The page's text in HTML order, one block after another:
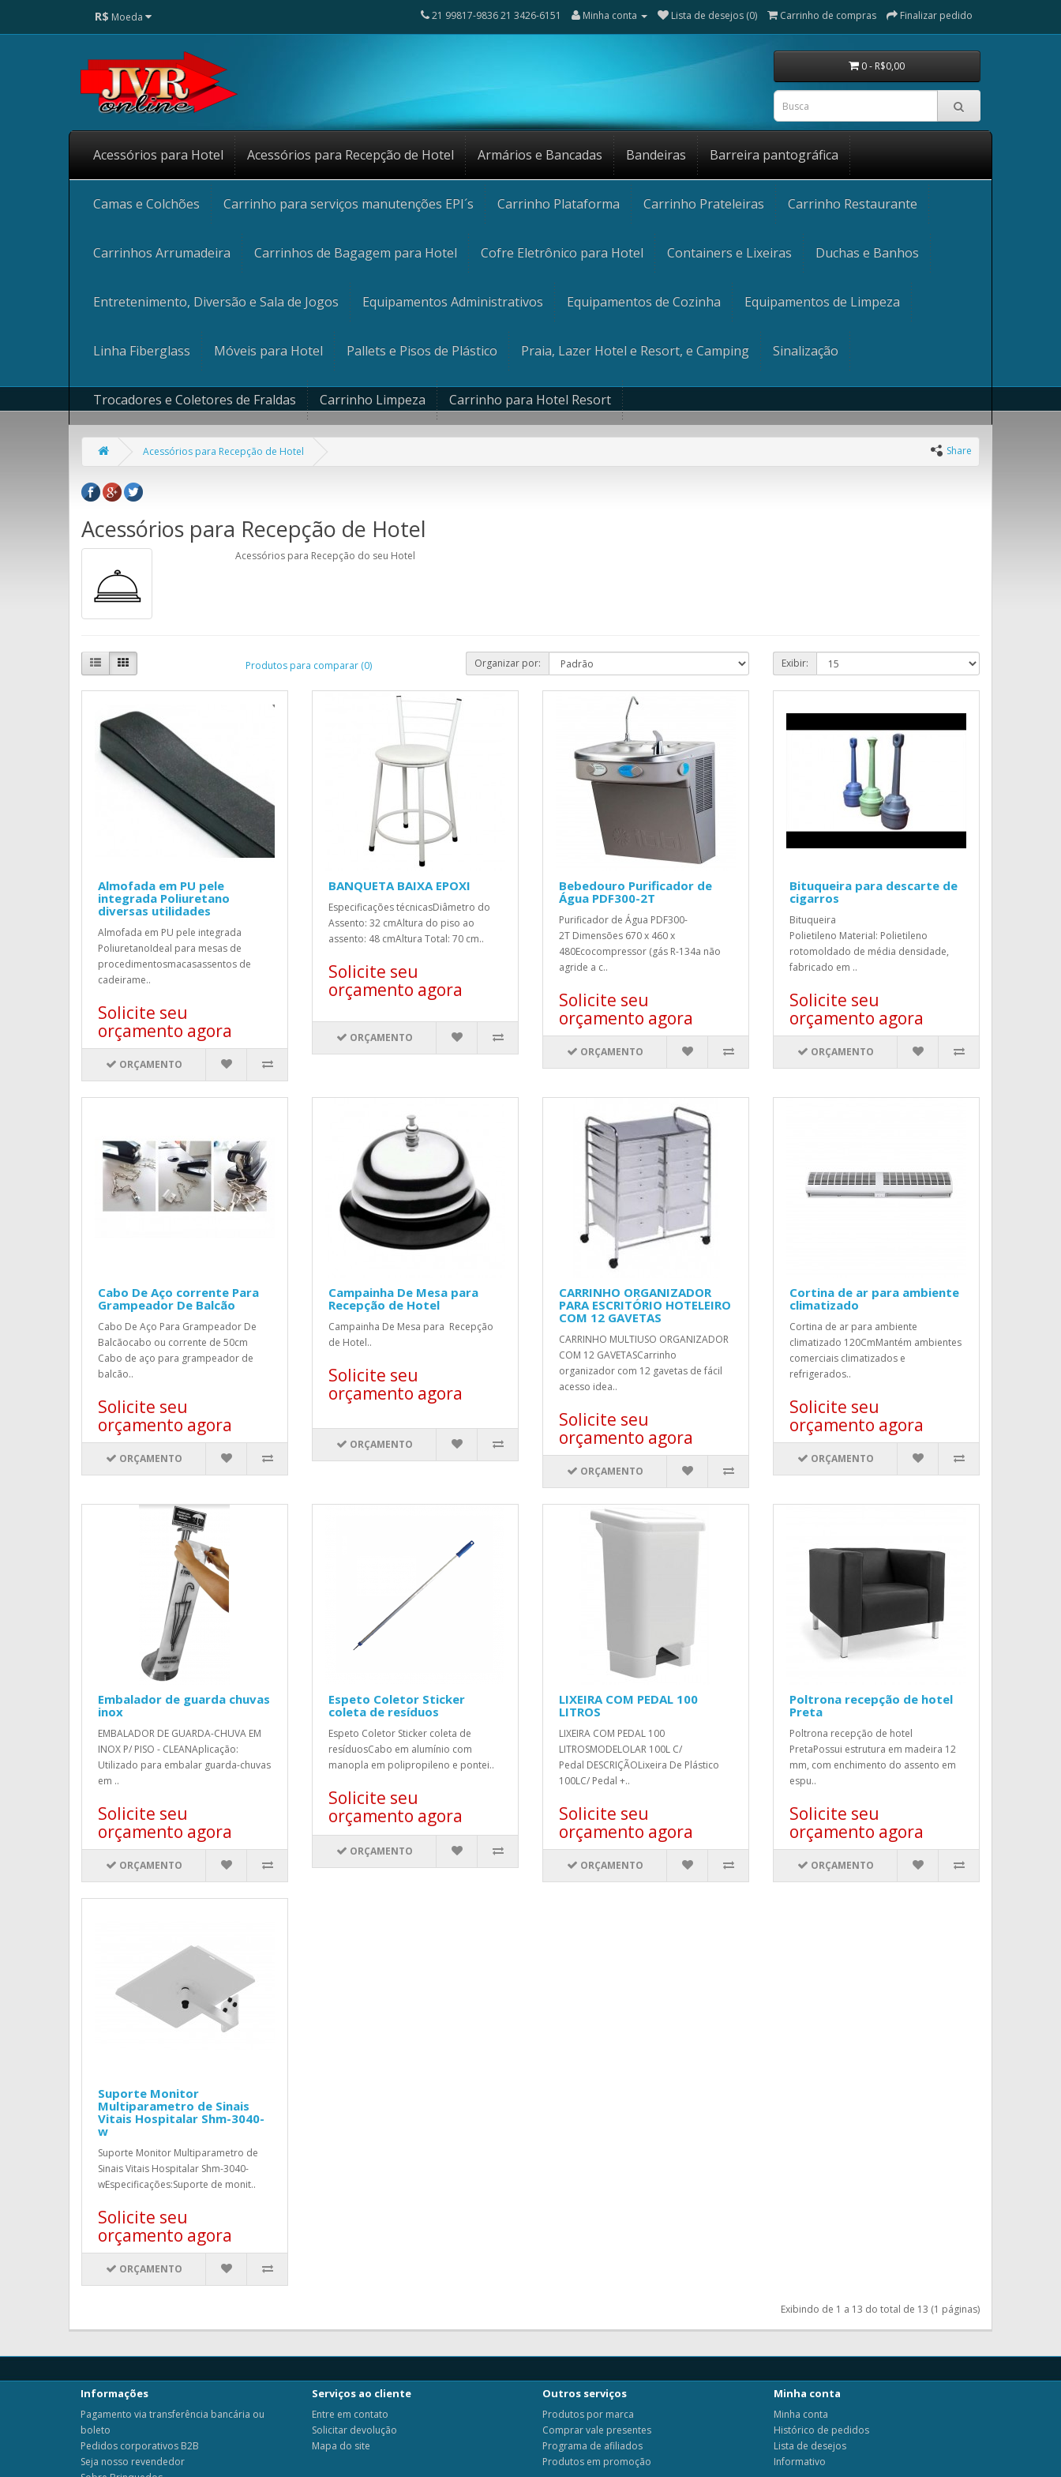
R$ Moeda 21 99817-9836 21 3426-6151 Minha conta Lista de desejos (0) Carrinho de compras Finalizar pedido
0 - R$0,00
Acessórios para Hotel Acessórios para Recepção de Hotel Armários e Bancadas Bandeiras Barreira pantográfica
Camas e Colchões Carrinho para serviços manutenções EPI´s Carrinho Plataforma Carrinho Prateleiras Carrinho Restaurante
Carrinhos Arrumadeira Carrinhos de Bagagem para Hotel Cofre Eletrônico para Hotel Containers e Lixeiras Duchas e Banhos
Entretenimento, Diversão e Sala de Jogos Equipamentos Administrativos Equipamentos de Cozinha Equipamentos de Limpeza
Linha Fiberglass Móveis para Hotel Pallets e Pisos de Plástico Praia, Lazer Hotel e Resort, e Camping Sinalização
Trocadores e Coletores de Fraldas Carrinho Limpeza Carrinho para Hotel Resort
Share
Acessórios para Recepção de Hotel
Acessórios para Recepção de Hotel
Acessórios para Recepção do seu Hotel
Produtos para comparar (0) Organizar por: Exibir:
Almofada em PU pele
integrada Poliuretano
diversas utilidades
Almofada em PU pele integrada
PoliuretanoIdeal para mesas de
procedimentosmacasassentos de
cadeirame..
Solicite seu
orçamento agora
ORÇAMENTO
BANQUETA BAIXA EPOXI
Especificações técnicasDiâmetro do
Assento: 32 cmAltura do piso ao
assento: 48 cmAltura Total: 70 cm..
Solicite seu
orçamento agora
ORÇAMENTO
Bebedouro Purificador de
Água PDF300-2T
Purificador de Água PDF300-
2T Dimensões 670 x 460 x
480Ecocompressor (gás R-134a não
agride a c..
Solicite seu
orçamento agora
ORÇAMENTO
Bituqueira para descarte de
cigarros
Bituqueira
Polietileno Material: Polietileno
rotomoldado de média densidade,
fabricado em ..
Solicite seu
orçamento agora
ORÇAMENTO
Cabo De Aço corrente Para
Grampeador De Balcão
Cabo De Aço Para Grampeador De
Balcãocabo ou corrente de 50cm
Cabo de aço para grampeador de
balcão..
Solicite seu
orçamento agora
ORÇAMENTO
Campainha De Mesa para
Recepção de Hotel
Campainha De Mesa para Recepção
de Hotel..
Solicite seu
orçamento agora
ORÇAMENTO
CARRINHO ORGANIZADOR
PARA ESCRITÓRIO HOTELEIRO
COM 12 GAVETAS
CARRINHO MULTIUSO ORGANIZADOR
COM 12 GAVETASCarrinho
organizador com 12 gavetas de fácil
acesso idea..
Solicite seu
orçamento agora
ORÇAMENTO
Cortina de ar para ambiente
climatizado
Cortina de ar para ambiente
climatizado 120CmMantém ambientes
comerciais climatizados e
refrigerados..
Solicite seu
orçamento agora
ORÇAMENTO
Embalador de guarda chuvas
inox
EMBALADOR DE GUARDA-CHUVA EM
INOX P/ PISO - CLEANAplicação:
Utilizado para embalar guarda-chuvas
em ..
Solicite seu
orçamento agora
ORÇAMENTO
Espeto Coletor Sticker
coleta de resíduos
Espeto Coletor Sticker coleta de
resíduosCabo em alumínio com
manopla em polipropileno e pontei..
Solicite seu
orçamento agora
ORÇAMENTO
LIXEIRA COM PEDAL 100
LITROS
LIXEIRA COM PEDAL 100
LITROSMODELOLAR 100L C/
Pedal DESCRIÇÃOLixeira De Plástico
100LC/ Pedal +..
Solicite seu
orçamento agora
ORÇAMENTO
Poltrona recepção de hotel
Preta
Poltrona recepção de hotel
PretaPossui estrutura em madeira 12
mm, com enchimento do assento em
espu..
Solicite seu
orçamento agora
ORÇAMENTO
Suporte Monitor
Multiparametro de Sinais
Vitais Hospitalar Shm-3040-
w
Suporte Monitor Multiparametro de
Sinais Vitais Hospitalar Shm-3040-
wEspecificações:Suporte de monit..
Solicite seu
orçamento agora
ORÇAMENTO
Exibindo de 1 a 13 do total de 13 (1 páginas)
Informações
Pagamento via transferência bancária ou
boleto
Pedidos corporativos B2B
Seja nosso revendedor
Serviços ao cliente
Entre em contato
Solicitar devolução
Mapa do site
Outros serviços
Produtos por marca
Comprar vale presentes
Programa de afiliados
Produtos em promoção
Minha conta
Minha conta
Histórico de pedidos
Lista de desejos
Informativo